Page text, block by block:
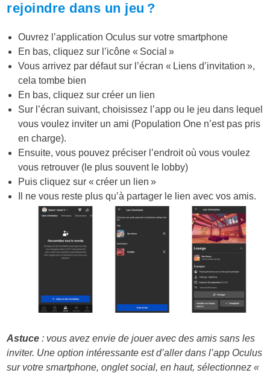
rejoindre dans un jeu ?
Ouvrez l’application Oculus sur votre smartphone
En bas, cliquez sur l’icône « Social »
Vous arrivez par défaut sur l’écran « Liens d’invitation »,
cela tombe bien
En bas, cliquez sur créer un lien
Sur l’écran suivant, choisissez l’app ou le jeu dans lequel
vous voulez inviter un ami (Population One n’est pas pris
en charge).
Ensuite, vous pouvez préciser l’endroit où vous voulez
vous retrouver (le plus souvent le lobby)
Puis cliquez sur « créer un lien »
Il ne vous reste plus qu’à partager le lien avec vos amis.
Astuce : vous avez envie de jouer avec des amis sans les
inviter. Une option intéressante est d’aller dans l’app Oculus
sur votre smartphone, onglet social, en haut, sélectionnez «